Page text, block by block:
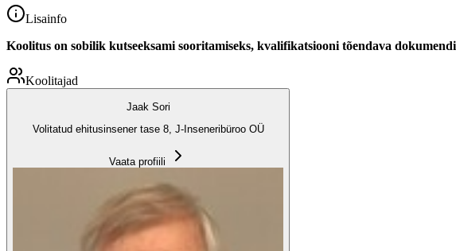
Lisainfo
Koolitus on sobilik kutseeksami sooritamiseks, kvalifikatsiooni tõendava
Koolitajad
Jaak Sori
Volitatud ehitusinsener tase 8, J-Inseneribüroo OÜ
Vaata profiili